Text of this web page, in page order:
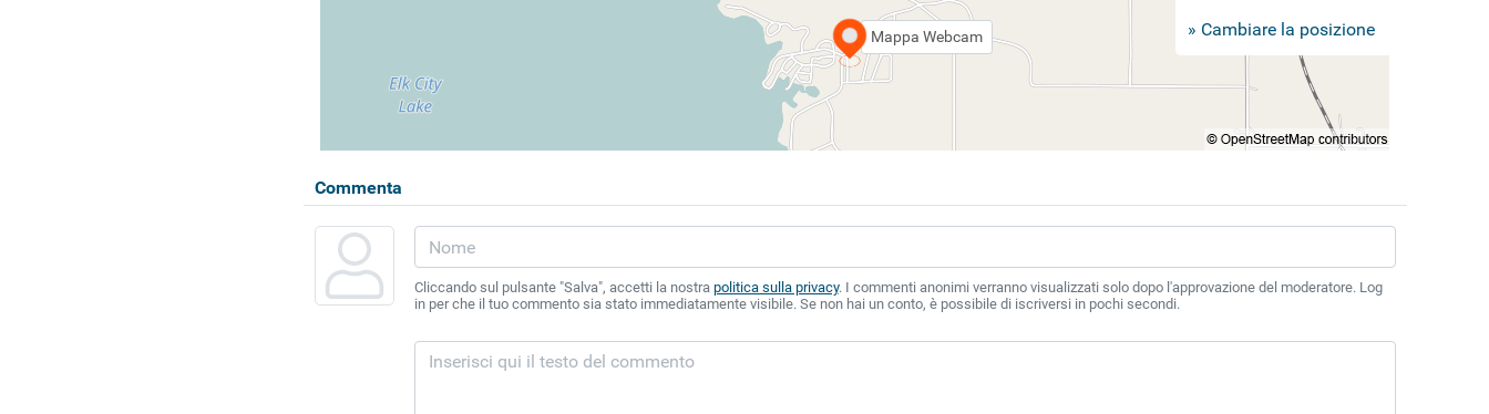
Mappa Webcam » Cambiare la posizione
Commenta
Cliccando sul pulsante "Salva", accetti la nostra politica sulla privacy. I commenti anonimi verranno visualizzati solo dopo l'approvazione del moderatore. Log
in per che il tuo commento sia stato immediatamente visibile. Se non hai un conto, è possibile di iscriversi in pochi secondi.